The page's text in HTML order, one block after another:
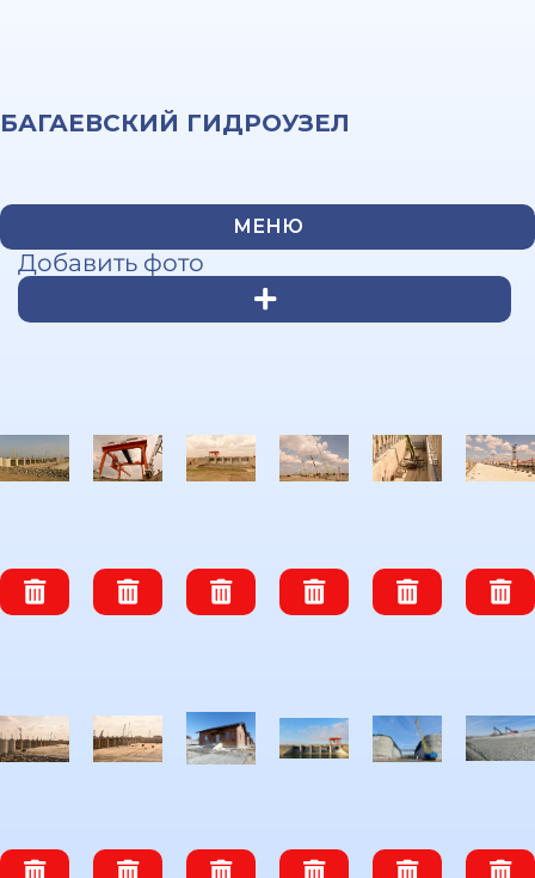
БАГАЕВСКИЙ ГИДРОУЗЕЛ
МЕНЮ
Добавить фото